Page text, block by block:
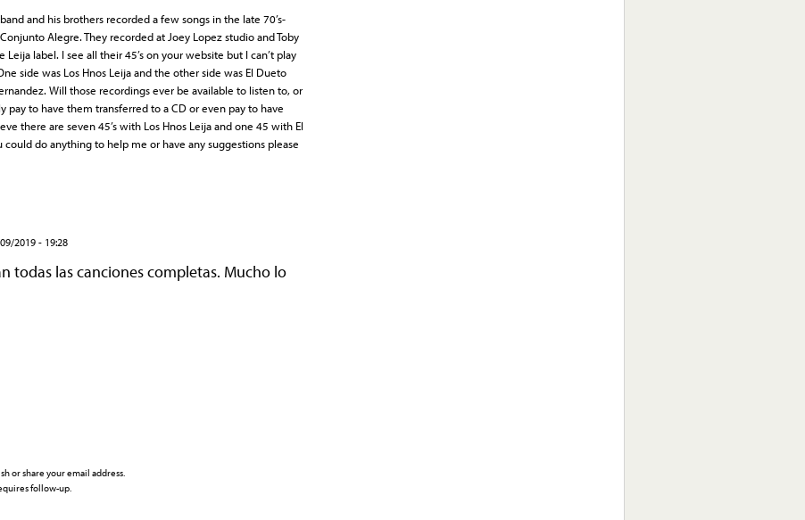
and his brothers recorded a few songs in the late 70’s-
Alegre. They recorded at Joey Lopez studio and Toby
label. I see all their 45’s on your website but I can’t play
side was Los Hnos Leija and the other side was El Dueto
Will those recordings ever be available to listen to, or
pay to have them transferred to a CD or even pay to have
there are seven 45’s with Los Hnos Leija and one 45 with El
do anything to help me or have any suggestions please
2019 - 19:28
todas las canciones completas. Mucho lo
or share your email address.
follow-up.